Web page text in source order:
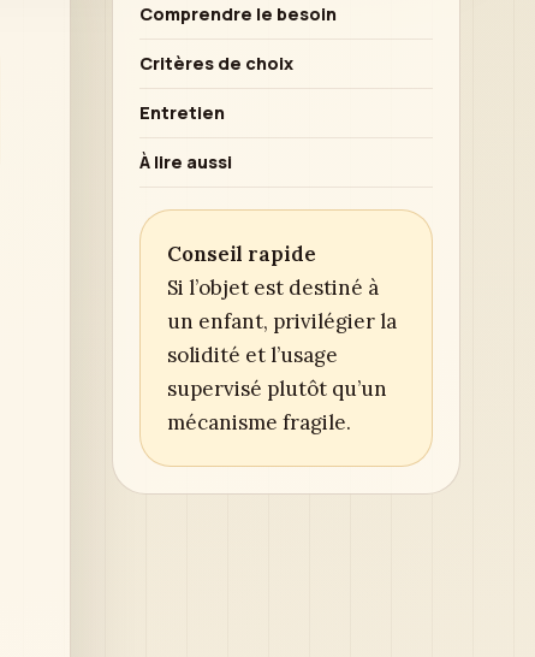
Comprendre le besoin
Critères de choix
Entretien
À lire aussi
Conseil rapide
Si l’objet est destiné à
un enfant, privilégier la
solidité et l’usage
supervisé plutôt qu’un
mécanisme fragile.